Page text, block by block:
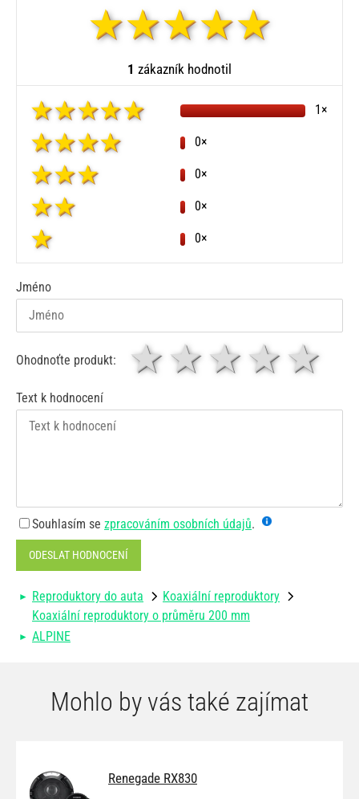
1 zákazník hodnotil
1×
0×
0×
0×
0×
Jméno
Ohodnoťte produkt: 4
3
2 hvězdy
1 hvězda
Text k hodnocení
Souhlasím se zpracováním osobních údajů.
ODESLAT HODNOCENÍ
Reproduktory do auta
Koaxiální reproduktory
Koaxiální reproduktory o průměru 200 mm
ALPINE
Mohlo by vás také zajímat
Renegade RX830